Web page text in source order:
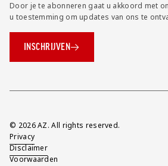
Door je te abonneren gaat u akkoord met
u toestemming om updates van ons te
INSCHRIJVEN
Overig
© 2026 AZ. All rights reserved.
Privacy
Disclaimer
Voorwaarden